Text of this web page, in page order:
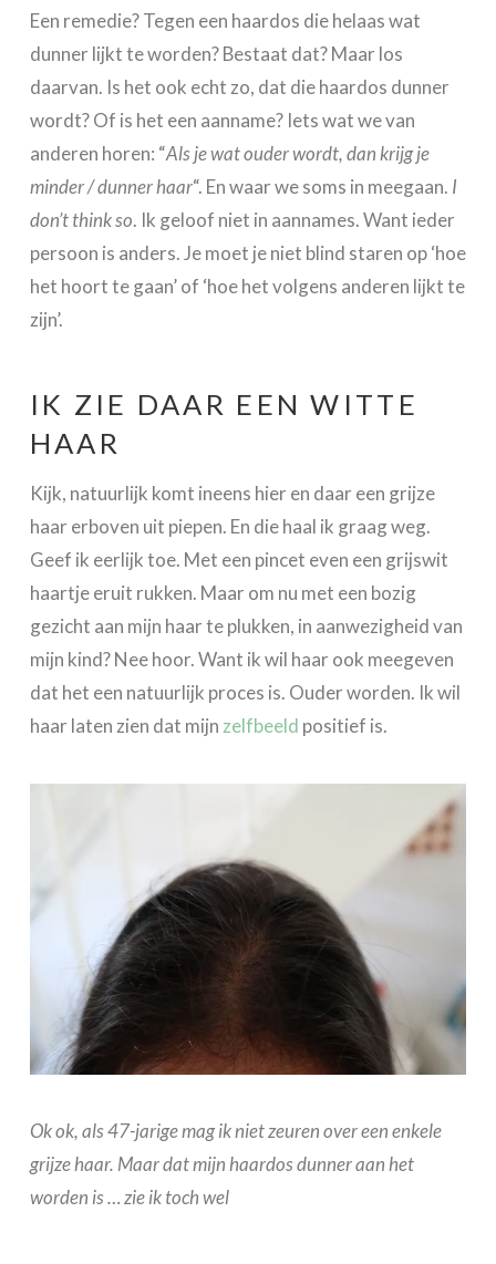
Een remedie? Tegen een haardos die helaas wat
dunner lijkt te worden? Bestaat dat? Maar los
daarvan. Is het ook echt zo, dat die haardos dunner
wordt? Of is het een aanname? Iets wat we van
anderen horen: “Als je wat ouder wordt, dan krijg je
minder / dunner haar“. En waar we soms in meegaan. I
don’t think so. Ik geloof niet in aannames. Want ieder
persoon is anders. Je moet je niet blind staren op ‘hoe
het hoort te gaan’ of ‘hoe het volgens anderen lijkt te
zijn’.
IK ZIE DAAR EEN WITTE
HAAR
Kijk, natuurlijk komt ineens hier en daar een grijze
haar erboven uit piepen. En die haal ik graag weg.
Geef ik eerlijk toe. Met een pincet even een grijswit
haartje eruit rukken. Maar om nu met een bozig
gezicht aan mijn haar te plukken, in aanwezigheid van
mijn kind? Nee hoor. Want ik wil haar ook meegeven
dat het een natuurlijk proces is. Ouder worden. Ik wil
haar laten zien dat mijn zelfbeeld positief is.
Ok ok, als 47-jarige mag ik niet zeuren over een enkele
grijze haar. Maar dat mijn haardos dunner aan het
worden is … zie ik toch wel